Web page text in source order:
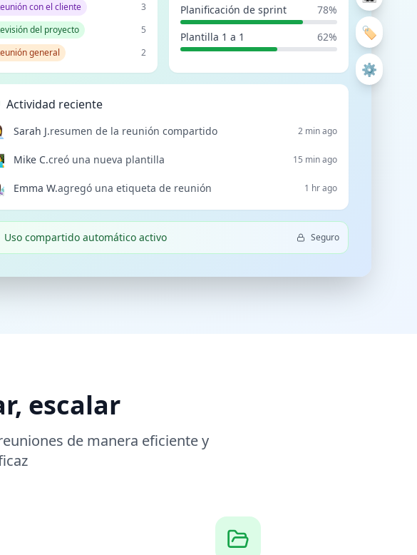
con el cliente
3
del proyecto
5
general
2
Planificación de sprint
78%
Plantilla 1 a 1
62%
Actividad reciente
Sarah J.resumen de la reunión compartido 2 min ago
Mike C.creó una nueva plantilla 15 min ago
Emma W.agregó una etiqueta de reunión 1 hr ago
Uso compartido automático activo Seguro
🏷️
⚙️
escalar
de manera eficiente y